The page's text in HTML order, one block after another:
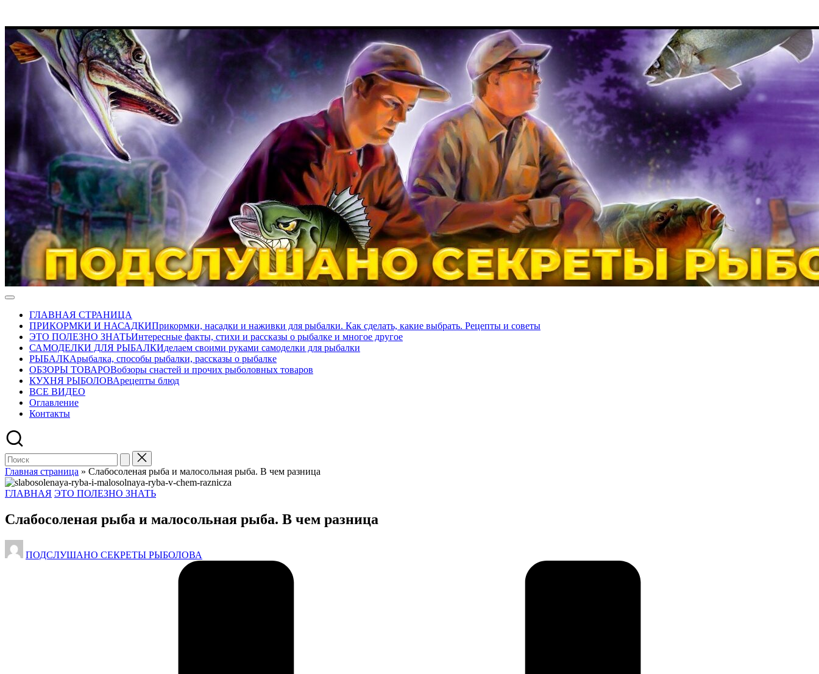
Перейти
к
содержимому
ПОДСЛУШАНО
РЫБОЛОВА
Развлекательно-
авторский
журнал
рыбалке
ГЛАВНАЯ СТРАНИЦА
ПРИКОРМКИ И НАСАДКИПрикормки, насадки и наживки для рыбалки. Как сделать, какие выбрать. Рецепты и советы
ЭТО ПОЛЕЗНО ЗНАТЬИнтересные факты, стихи и рассказы о рыбалке и многое другое
САМОДЕЛКИ ДЛЯ РЫБАЛКИделаем своими руками самоделки для рыбалки
РЫБАЛКАрыбалка, способы рыбалки, рассказы о рыбалке
ОБЗОРЫ ТОВАРОВобзоры снастей и прочих рыболовных товаров
КУХНЯ РЫБОЛОВАрецепты блюд
ВСЕ ВИДЕО
Оглавление
Контакты
Главная страница » Слабосоленая рыба и малосольная рыба. В чем разница
Опубликовано
ГЛАВНАЯ ЭТО ПОЛЕЗНО ЗНАТЬ
Слабосоленая рыба и малосольная рыба. В чем разница
Запись
от
ПОДСЛУШАНО СЕКРЕТЫ РЫБОЛОВА